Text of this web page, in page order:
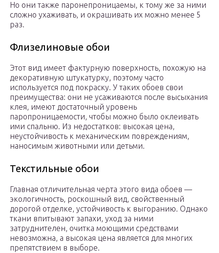
Но они также паронепроницаемы, к тому же за ними
сложно ухаживать, и окрашивать их можно менее 5
раз.
Флизелиновые обои
Этот вид имеет фактурную поверхность, похожую на
декоративную штукатурку, поэтому часто
используется под покраску. У таких обоев свои
преимущества: они не усаживаются после высыхания
клея, имеют достаточный уровень
паропроницаемости, чтобы можно было оклеивать
ими спальню. Из недостатков: высокая цена,
неустойчивость к механическим повреждениям,
наносимым животными или детьми.
Текстильные обои
Главная отличительная черта этого вида обоев —
экологичность, роскошный вид, свойственный
дорогой отделке, устойчивость к выгоранию. Однако
ткани впитывают запахи, уход за ними
затруднителен, очитка моющими средствами
невозможна, а высокая цена является для многих
препятствием в выборе.